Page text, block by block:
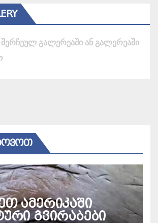
გალერეაში ან გალერეაში
ამერიკაში
გვირაბები